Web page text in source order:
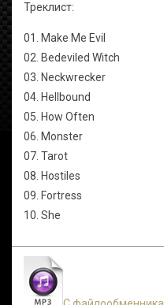
Треклист:
01. Make Me Evil
02. Bedeviled Witch
03. Neckwrecker
04. Hellbound
05. How Often
06. Monster
07. Tarot
08. Hostiles
09. Fortress
10. She